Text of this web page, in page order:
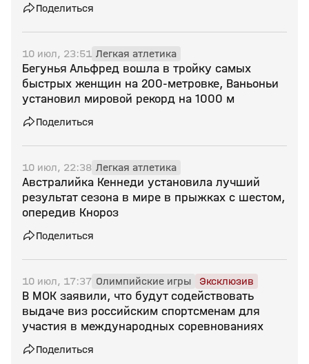
Поделиться
10 июл, 23:51 Легкая атлетика
Бегунья Альфред вошла в тройку самых
быстрых женщин на 200‑метровке, Ваньоньи
установил мировой рекорд на 1000 м
Поделиться
10 июл, 22:38 Легкая атлетика
Австралийка Кеннеди установила лучший
результат сезона в мире в прыжках с шестом,
опередив Кнороз
Поделиться
10 июл, 17:37 Олимпийские игры Эксклюзив
В МОК заявили, что будут содействовать
выдаче виз российским спортсменам для
участия в международных соревнованиях
Поделиться